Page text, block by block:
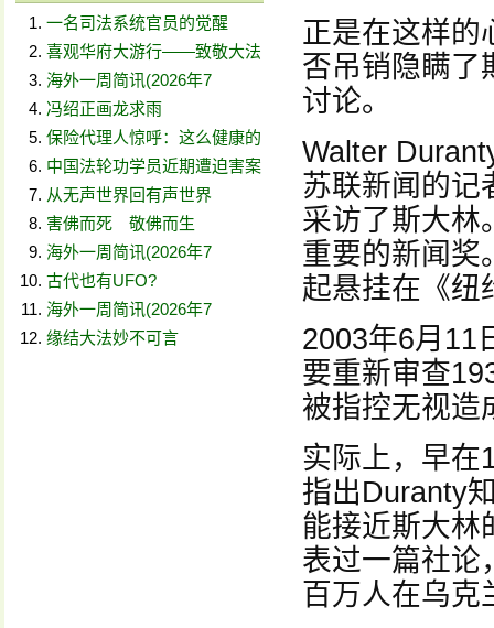
一名司法系统官员的觉醒
喜观华府大游行——致敬大法
海外一周简讯(2026年7
冯绍正画龙求雨
保险代理人惊呼：这么健康的
中国法轮功学员近期遭迫害案
从无声世界回有声世界
害佛而死 敬佛而生
海外一周简讯(2026年7
古代也有UFO?
海外一周简讯(2026年7
缘结大法妙不可言
正是在这样的
否吊销隐瞒了
讨论。
Walter
苏联新闻的记
采访了斯大林
重要的新闻奖
起悬挂在《纽
2003年6月11
要重新审查
被指控无视造
实际上，早在
指出Duranty
能接近斯大林
表过一篇社论
百万人在乌